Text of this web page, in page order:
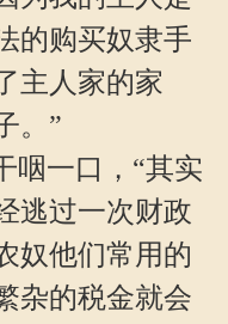
的购买奴隶手
主人家的家
。”
一口，“其实
逃过一次财政
奴他们常用的
杂的税金就会